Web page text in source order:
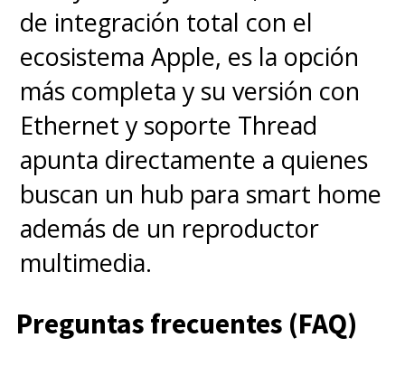
de integración total con el
ecosistema Apple, es la opción
más completa y su versión con
Ethernet y soporte Thread
apunta directamente a quienes
buscan un hub para smart home
además de un reproductor
multimedia.
Preguntas frecuentes (FAQ)